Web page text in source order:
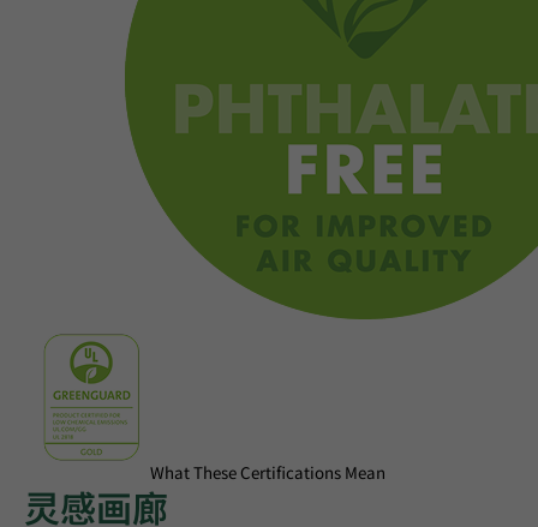
What These Certifications Mean
灵感画廊